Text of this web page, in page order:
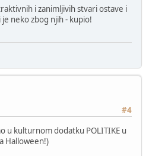
i zanimljivih stvari ostave i
neko zbog njih - kupio!
#4
u kulturnom dodatku POLITIKE u
Halloween!)